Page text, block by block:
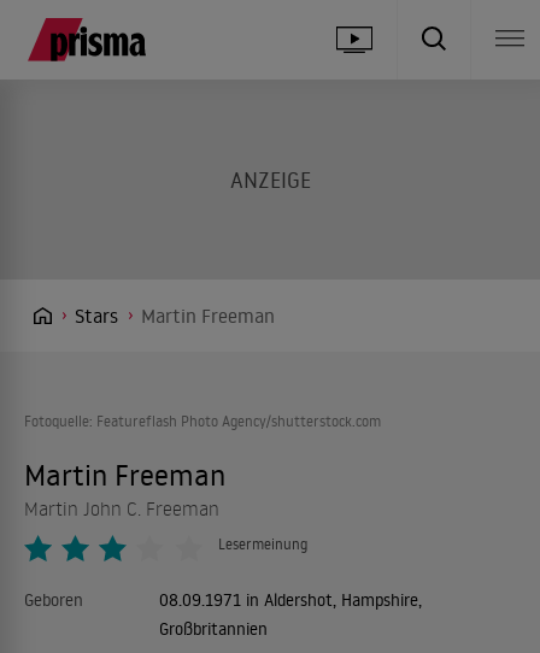
Stars Martin Freeman
Fotoquelle: Featureflash Photo Agency/shutterstock.com
Martin Freeman
Martin John C. Freeman
Lesermeinung
Geboren
08.09.1971 in Aldershot, Hampshire,
Großbritannien